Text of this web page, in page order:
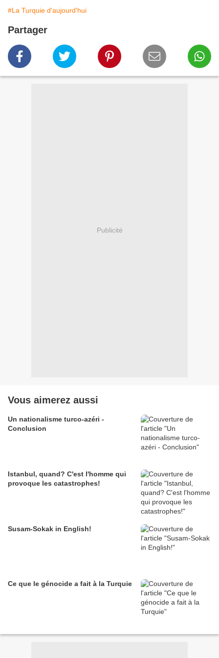
#La Turquie d'aujourd'hui
Partager
Publicité
Vous aimerez aussi
Un nationalisme turco-azéri -
Conclusion
Istanbul, quand? C'est l'homme qui
provoque les catastrophes!
Susam-Sokak in English!
Ce que le génocide a fait à la Turquie